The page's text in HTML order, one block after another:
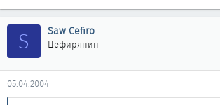
S Saw Cefiro
Цефирянин
05.04.2004